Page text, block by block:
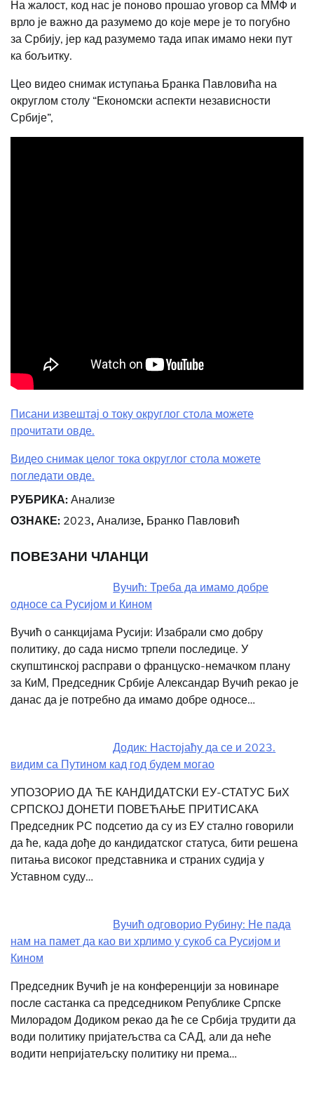
На жалост, код нас је поново прошао уговор са ММФ и
врло је важно да разумемо до које мере је то погубно
за Србију, јер кад разумемо тада ипак имамо неки пут
ка бољитку.
Цео видео снимак иступања Бранка Павловића на
округлом столу “Економски аспекти независности
Србије”,
Писани извештај о току округлог стола можете
прочитати овде.
Видео снимак целог тока округлог стола можете
погледати овде.
РУБРИКА: Анализе
ОЗНАКЕ: 2023, Анализе, Бранко Павловић
ПОВЕЗАНИ ЧЛАНЦИ
Вучић: Треба да имамо добре
односе са Русијом и Кином
Вучић о санкцијама Русији: Изабрали смо добру
политику, до сада нисмо трпели последице. У
скупштинској расправи о француско-немачком плану
за КиМ, Председник Србије Александар Вучић рекао је
данас да је потребно да имамо добре односе…
Додик: Настојаћу да се и 2023.
видим са Путином кад год будем могао
УПОЗОРИО ДА ЋЕ КАНДИДАТСКИ ЕУ-СТАТУС БиХ
СРПСКОЈ ДОНЕТИ ПОВЕЋАЊЕ ПРИТИСАКА
Председник РС подсетио да су из ЕУ стално говорили
да ће, када дође до кандидатског статуса, бити решена
питања високог представника и страних судија у
Уставном суду…
Вучић одговорио Рубину: Не пада
нам на памет да као ви хрлимо у сукоб са Русијом и
Кином
Председник Вучић је на конференцији за новинаре
после састанка са председником Републике Српске
Милорадом Додиком рекао да ће се Србија трудити да
води политику пријатељства са САД, али да неће
водити непријатељску политику ни према…